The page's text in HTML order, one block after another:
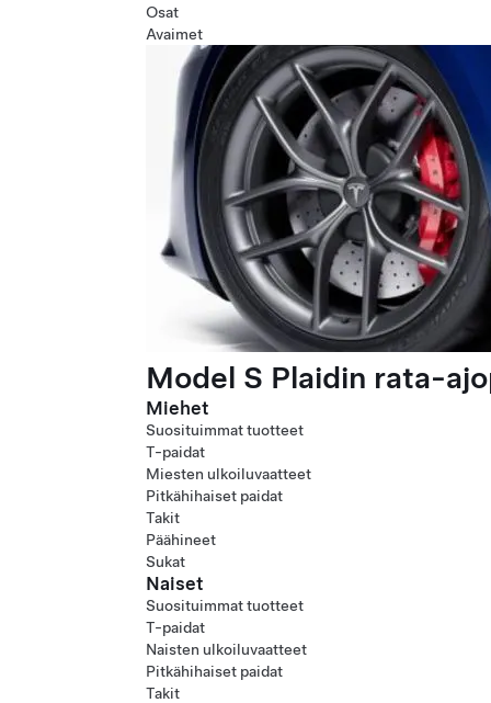
Osat
Avaimet
Model S Plaidin rata-
Miehet
Suosituimmat tuotteet
T-paidat
Miesten ulkoiluvaatteet
Pitkähihaiset paidat
Takit
Päähineet
Sukat
Naiset
Suosituimmat tuotteet
T-paidat
Naisten ulkoiluvaatteet
Pitkähihaiset paidat
Takit